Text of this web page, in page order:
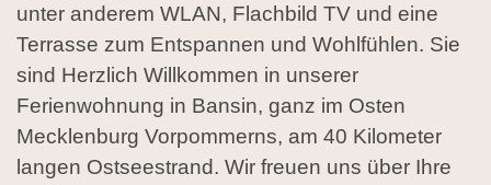
unter anderem WLAN, Flachbild TV und eine
Terrasse zum Entspannen und Wohlfühlen. Sie
sind Herzlich Willkommen in unserer
Ferienwohnung in Bansin, ganz im Osten
Mecklenburg Vorpommerns, am 40 Kilometer
langen Ostseestrand. Wir freuen uns über Ihre